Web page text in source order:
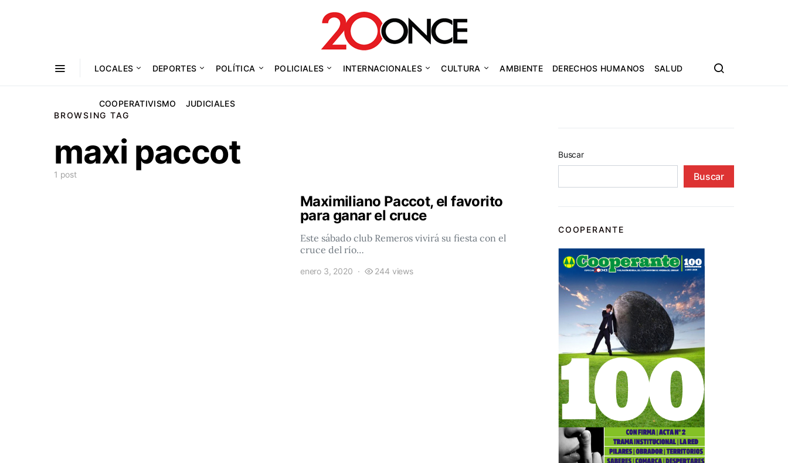
LOCALES DEPORTES POLÍTICA POLICIALES INTERNACIONALES CULTURA AMBIENTE DERECHOS HUMANOS SALUD
COOPERATIVISMO
JUDICIALES
BROWSING TAG
maxi paccot
1 post
Maximiliano Paccot, el favorito
para ganar el cruce
Este sábado club Remeros vivirá su fiesta con el
cruce del río…
enero 3, 2020 244 views
Buscar
Buscar
COOPERANTE